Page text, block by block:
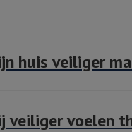
huis veiliger
veiliger voelen